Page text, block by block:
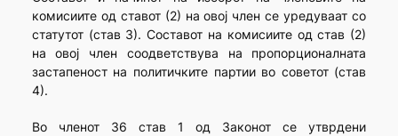
комисиите од ставот (2) на овој член се уредуваат со
статутот (став 3). Составот на комисиите од став (2)
на овој член соодветствува на пропорционалната
застапеност на политичките партии во советот (став
4).
Во членот 36 став 1 од Законот се утврдени